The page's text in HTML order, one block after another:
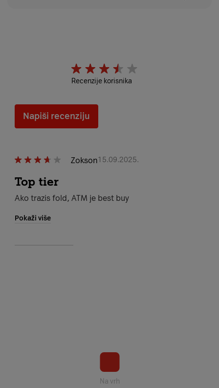
Recenzije korisnika
Napiši recenziju
Zokson15.09.2025.
Top tier
Ako trazis fold, ATM je best buy
Pokaži više
Na vrh